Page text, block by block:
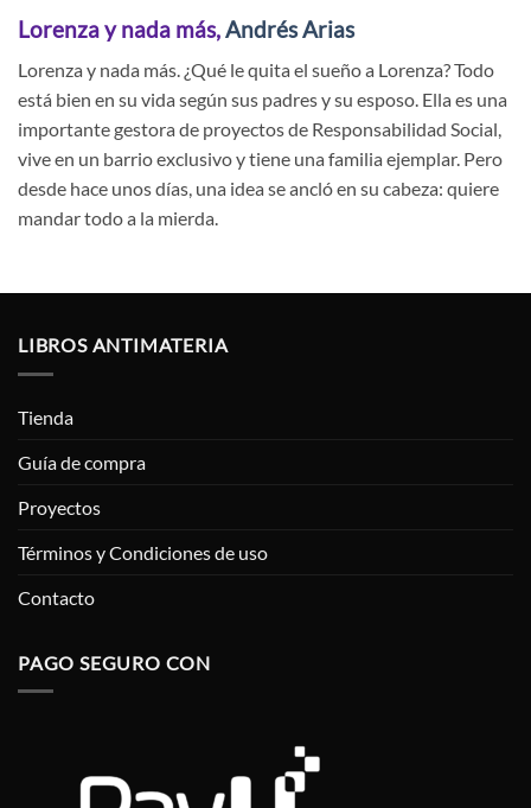
Lorenza y nada más,Andrés Arias
Lorenza y nada más. ¿Qué le quita el sueño a Lorenza? Todo
está bien en su vida según sus padres y su esposo. Ella es una
importante gestora de proyectos de Responsabilidad Social,
vive en un barrio exclusivo y tiene una familia ejemplar. Pero
desde hace unos días, una idea se ancló en su cabeza: quiere
mandar todo a la mierda.
LIBROS ANTIMATERIA
Tienda
Guía de compra
Proyectos
Términos y Condiciones de uso
Contacto
PAGO SEGURO CON